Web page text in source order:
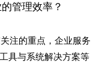
注的重点，企业服务
具与系统解决方案等